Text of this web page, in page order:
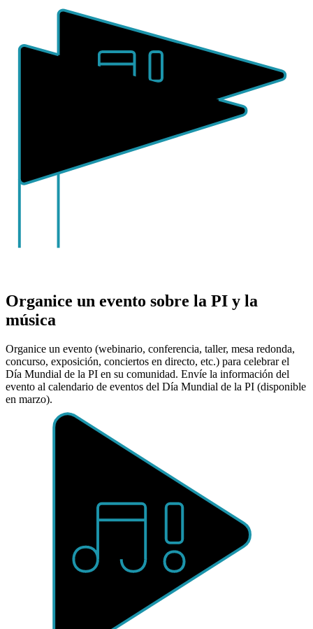
Organice un evento sobre la PI y la
música
Organice un evento (webinario, conferencia, taller, mesa redonda,
concurso, exposición, conciertos en directo, etc.) para celebrar el
Día Mundial de la PI en su comunidad. Envíe la información del
evento al calendario de eventos del Día Mundial de la PI (disponible
en marzo).